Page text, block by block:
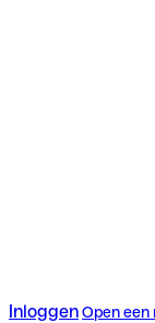
InloggenOpen een